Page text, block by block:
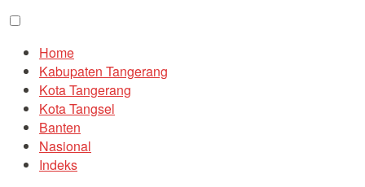
Home
Kabupaten Tangerang
Kota Tangerang
Kota Tangsel
Banten
Nasional
Indeks